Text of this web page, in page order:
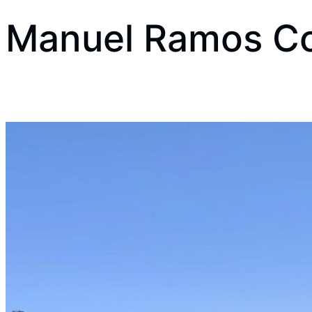
Manuel Ramos